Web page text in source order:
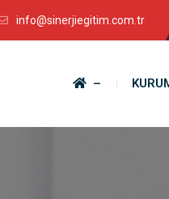
info@sinerjiegitim.com.tr
–